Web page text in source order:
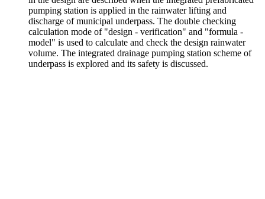
pumping station is applied in the rainwater lifting and
discharge of municipal underpass. The double checking
calculation mode of "design - verification" and "formula -
model" is used to calculate and check the design rainwater
volume. The integrated drainage pumping station scheme of
underpass is explored and its safety is discussed.